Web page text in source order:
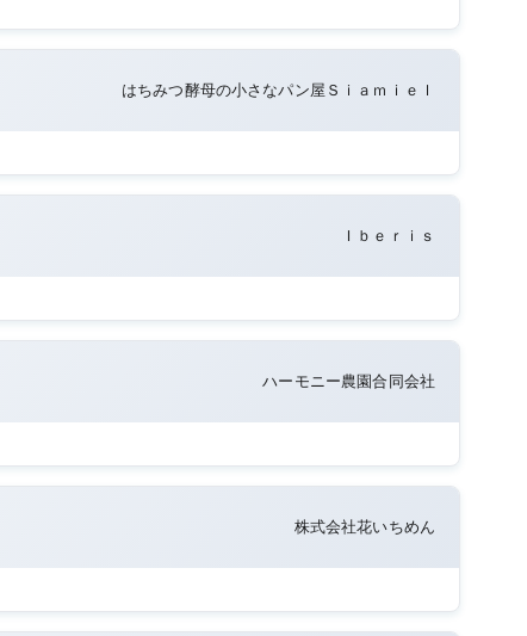
はちみつ酵母の小さなパン屋Ｓｉａｍｉｅｌ
Ｉｂｅｒｉｓ
ハーモニー農園合同会社
株式会社花いちめん